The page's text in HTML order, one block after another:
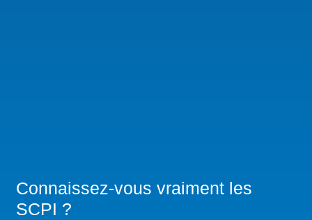
Connaissez-vous vraiment les
SCPI ?